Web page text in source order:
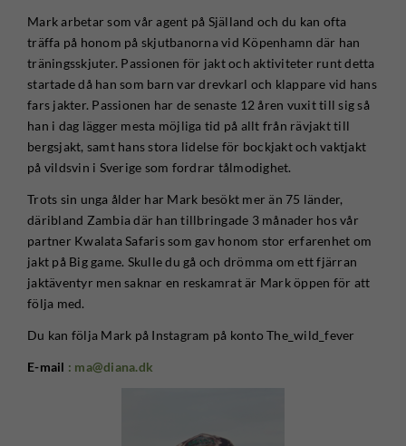
Mark arbetar som vår agent på Själland och du kan ofta
träffa på honom på skjutbanorna vid Köpenhamn där han
träningsskjuter. Passionen för jakt och aktiviteter runt detta
startade då han som barn var drevkarl och klappare vid hans
fars jakter. Passionen har de senaste 12 åren vuxit till sig så
han i dag lägger mesta möjliga tid på allt från rävjakt till
bergsjakt, samt hans stora lidelse för bockjakt och vaktjakt
på vildsvin i Sverige som fordrar tålmodighet.
Trots sin unga ålder har Mark besökt mer än 75 länder,
däribland Zambia där han tillbringade 3 månader hos vår
partner Kwalata Safaris som gav honom stor erfarenhet om
jakt på Big game. Skulle du gå och drömma om ett fjärran
jaktäventyr men saknar en reskamrat är Mark öppen för att
följa med.
Du kan följa Mark på Instagram på konto The_wild_fever
E-mail : ma@diana.dk